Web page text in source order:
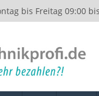
bis Freitag 09:00